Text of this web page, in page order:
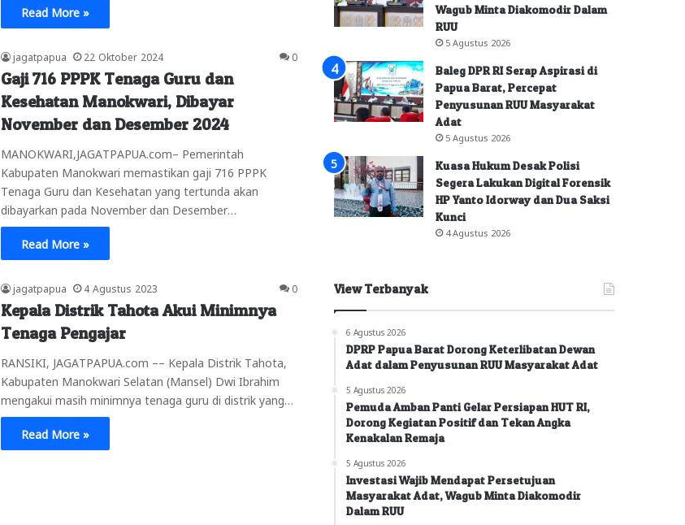
Read More »
jagatpapua 22 Oktober 2024 0
Gaji 716 PPPK Tenaga Guru dan
Kesehatan Manokwari, Dibayar
November dan Desember 2024
MANOKWARI,JAGATPAPUA.com– Pemerintah
Kabupaten Manokwari memastikan gaji 716 PPPK
Tenaga Guru dan Kesehatan yang tertunda akan
dibayarkan pada November dan Desember…
Read More »
jagatpapua 4 Agustus 2023 0
Kepala Distrik Tahota Akui Minimnya
Tenaga Pengajar
RANSIKI, JAGATPAPUA.com –– Kepala Distrik Tahota,
Kabupaten Manokwari Selatan (Mansel) Dwi Ibrahim
mengakui masih minimnya tenaga guru di distrik yang…
Read More »
Wagub Minta Diakomodir Dalam
RUU
5 Agustus 2026
Baleg DPR RI Serap Aspirasi di
Papua Barat, Percepat
Penyusunan RUU Masyarakat
Adat
5 Agustus 2026
Kuasa Hukum Desak Polisi
Segera Lakukan Digital Forensik
HP Yanto Idorway dan Dua Saksi
Kunci
4 Agustus 2026
View Terbanyak
6 Agustus 2026
DPRP Papua Barat Dorong Keterlibatan Dewan
Adat dalam Penyusunan RUU Masyarakat Adat
5 Agustus 2026
Pemuda Amban Panti Gelar Persiapan HUT RI,
Dorong Kegiatan Positif dan Tekan Angka
Kenakalan Remaja
5 Agustus 2026
Investasi Wajib Mendapat Persetujuan
Masyarakat Adat, Wagub Minta Diakomodir
Dalam RUU